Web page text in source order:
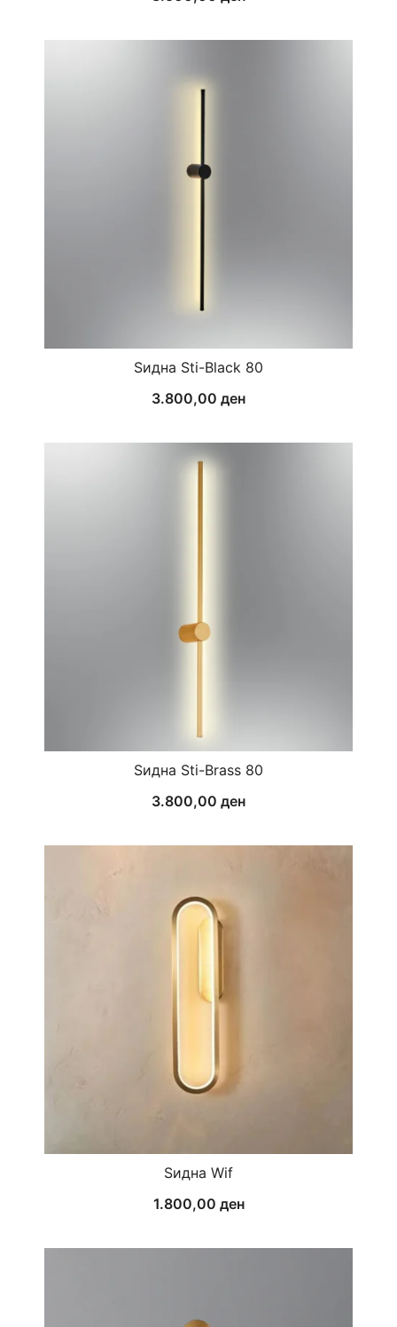
Ѕидна Sti-Black 80
3.800,00 ден
Ѕидна Sti-Brass 80
3.800,00 ден
Ѕидна Wif
1.800,00 ден